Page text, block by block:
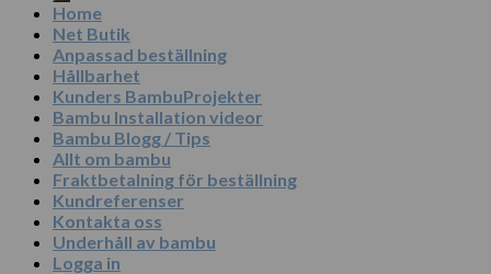
Home
Net Butik
Anpassad beställning
Hållbarhet
Kunders BambuProjekter
Bambu Installation videor
Bambu Blogg / Tips
Allt om bambu
Fraktbetalning för beställning
Kundreferenser
Kontakta oss
Underhåll av bambu
Logga in